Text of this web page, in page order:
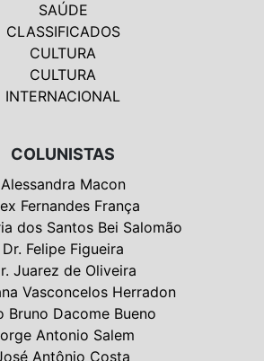
SAÚDE
CLASSIFICADOS
CULTURA
CULTURA
INTERNACIONAL
COLUNISTAS
Alessandra Macon
Fernandes França
dos Santos Bei Salomão
Dr. Felipe Figueira
Juarez de Oliveira
Vasconcelos Herradon
Bruno Dacome Bueno
Antonio Salem
Antônio Costa